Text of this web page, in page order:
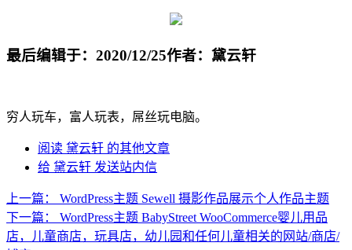
最后编辑于：2020/12/25作者：黛云轩
穷人玩车，富人玩表，屌丝玩电脑。
阅读 黛云轩 的其他文章
给 黛云轩 发送站内信
上一篇：
WordPress主题 Sewell 摄影作品展示个人作品主题
下一篇：
WordPress主题 BabyStreet WooCommerce婴儿用品
店，儿童商店，玩具店，幼儿园和任何儿童相关的网站/商店/